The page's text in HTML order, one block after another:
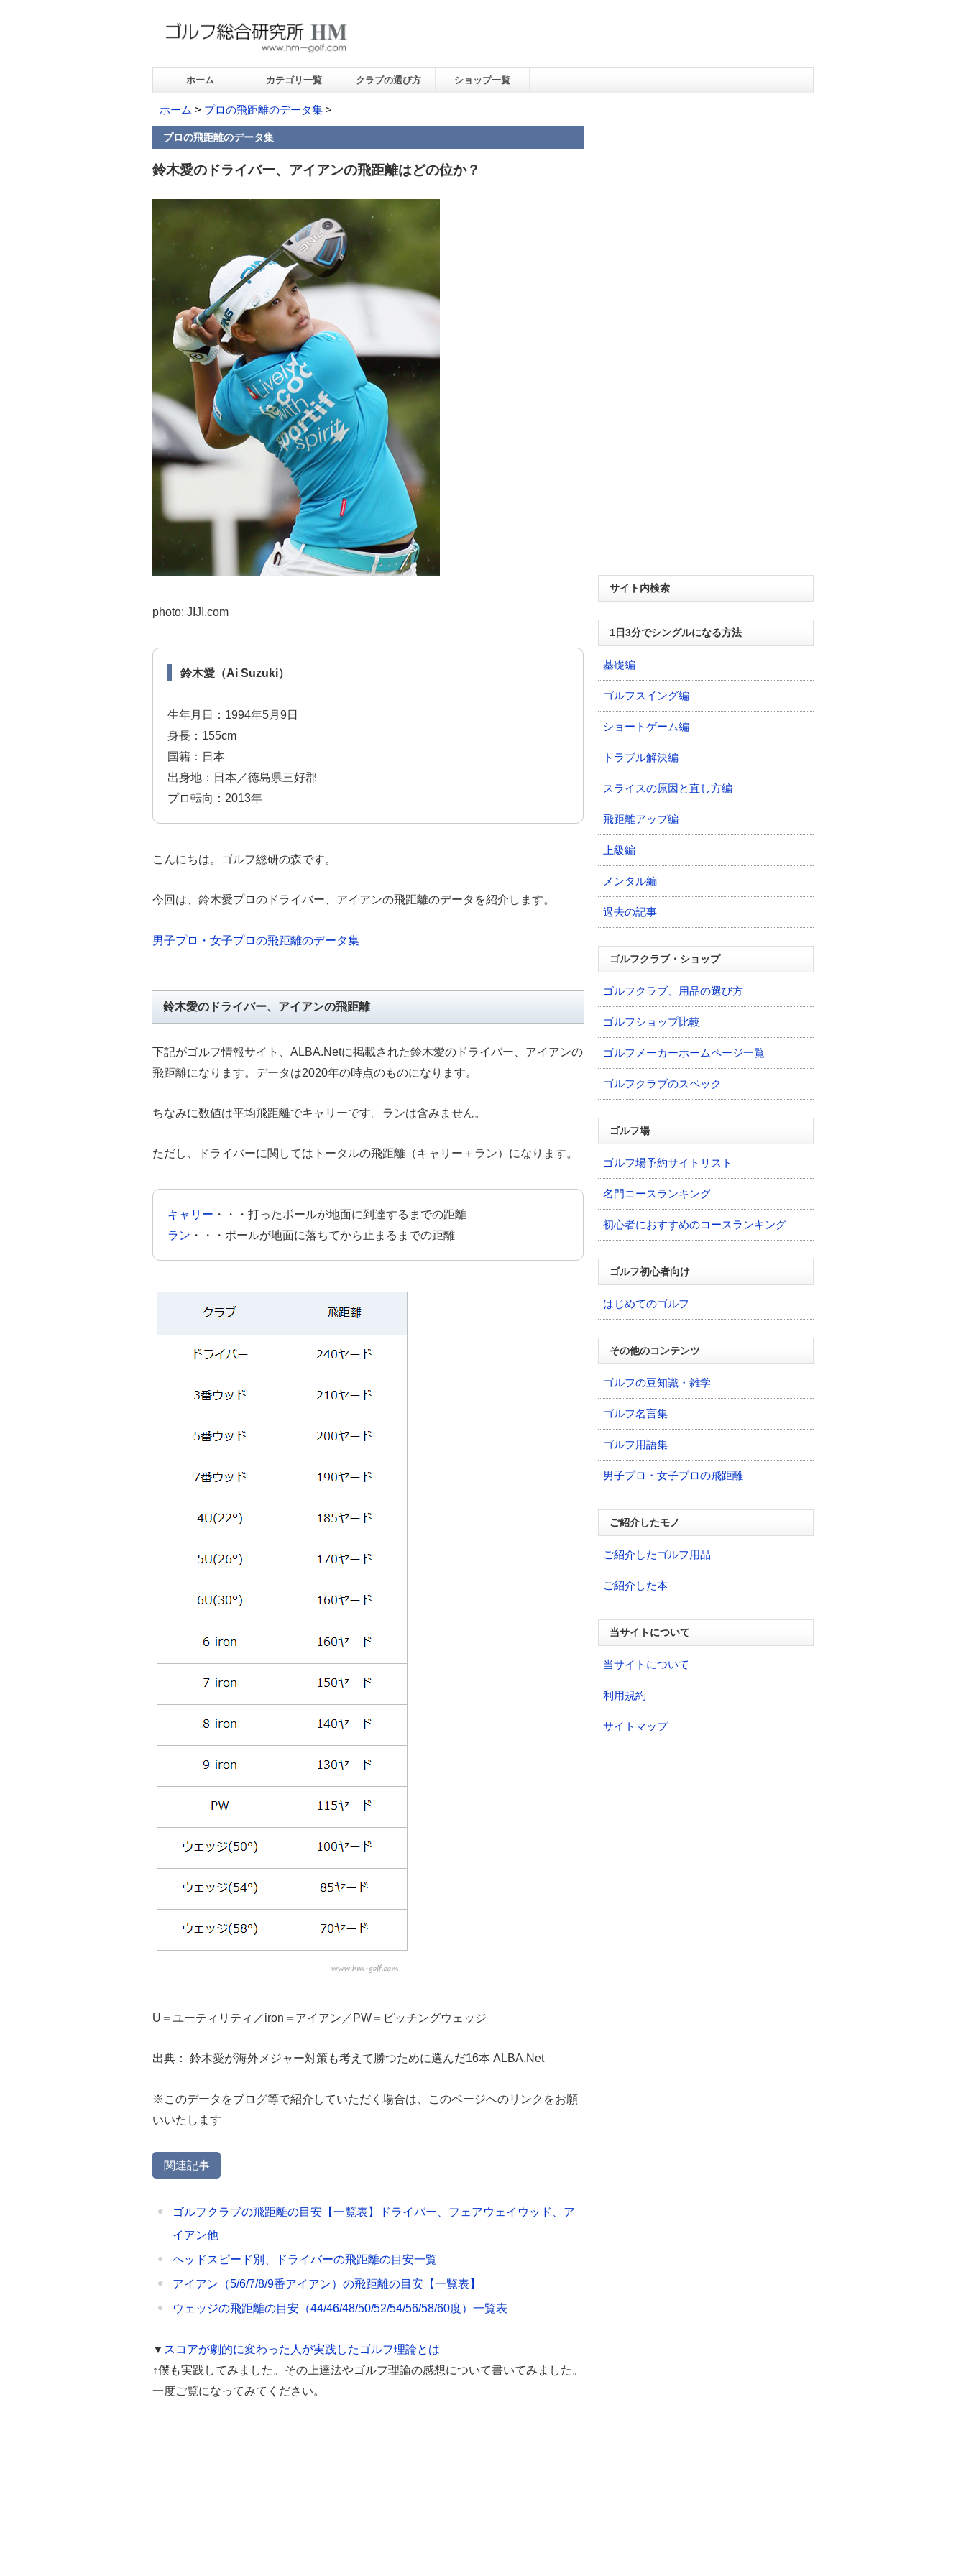
ホーム カテゴリ一覧 クラブの選び方 ショップ一覧
ホーム > プロの飛距離のデータ集 >
プロの飛距離のデータ集
鈴木愛のドライバー、アイアンの飛距離はどの位か？
photo: JIJI.com
鈴木愛（Ai Suzuki）
生年月日：1994年5月9日
身長：155cm
国籍：日本
出身地：日本／徳島県三好郡
プロ転向：2013年
こんにちは。ゴルフ総研の森です。
今回は、鈴木愛プロのドライバー、アイアンの飛距離のデータを紹介します。
男子プロ・女子プロの飛距離のデータ集
鈴木愛のドライバー、アイアンの飛距離
下記がゴルフ情報サイト、ALBA.Netに掲載された鈴木愛のドライバー、アイアンの
飛距離になります。データは2020年の時点のものになります。
ちなみに数値は平均飛距離でキャリーです。ランは含みません。
ただし、ドライバーに関してはトータルの飛距離（キャリー＋ラン）になります。
キャリー ・・・打ったボールが地面に到達するまでの距離
ラン ・・・ボールが地面に落ちてから止まるまでの距離
U＝ユーティリティ／iron＝アイアン／PW＝ピッチングウェッジ
出典： 鈴木愛が海外メジャー対策も考えて勝つために選んだ16本 ALBA.Net
※このデータをブログ等で紹介していただく場合は、このページへのリンクをお願
いいたします
関連記事
ゴルフクラブの飛距離の目安【一覧表】ドライバー、フェアウェイウッド、ア
イアン他
ヘッドスピード別、ドライバーの飛距離の目安一覧
アイアン（5/6/7/8/9番アイアン）の飛距離の目安【一覧表】
ウェッジの飛距離の目安（44/46/48/50/52/54/56/58/60度）一覧表
▼ スコアが劇的に変わった人が実践したゴルフ理論とは
↑僕も実践してみました。その上達法やゴルフ理論の感想について書いてみました。
一度ご覧になってみてください。
サイト内検索
1日3分でシングルになる方法
基礎編
ゴルフスイング編
ショートゲーム編
トラブル解決編
スライスの原因と直し方編
飛距離アップ編
上級編
メンタル編
過去の記事
ゴルフクラブ・ショップ
ゴルフクラブ、用品の選び方
ゴルフショップ比較
ゴルフメーカーホームページ一覧
ゴルフクラブのスペック
ゴルフ場
ゴルフ場予約サイトリスト
名門コースランキング
初心者におすすめのコースランキング
ゴルフ初心者向け
はじめてのゴルフ
その他のコンテンツ
ゴルフの豆知識・雑学
ゴルフ名言集
ゴルフ用語集
男子プロ・女子プロの飛距離
ご紹介したモノ
ご紹介したゴルフ用品
ご紹介した本
当サイトについて
当サイトについて
利用規約
サイトマップ